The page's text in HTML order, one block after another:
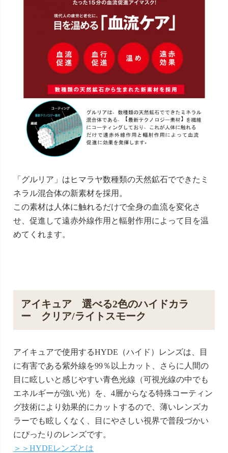
「グルリア」はヒマラヤ数種類の天然鉱石でできたミ
ネラル混合体の新素材を採用。
この素材は人体に触れるだけで全身の血流を変化さ
せ、促進して遠赤外線作用と輻射作用によって目を温
めてくれます。
アイキュア 選べる2色のハイドカラ
ー クリア/ライトスモーク
アイキュアで使用するHYDE（ハイド）レンズは、目
に有害である紫外線を99％以上カット、さらに人間の
目に眩しいと感じやすい青色光線（可視光線の中でも
エネルギーが強い光）を、4層からなる特殊コーティン
グ技術により効果的にカットするので、薄いレンズカ
ラーでも眩しくなく、目にやさしい視界で普段づかい
にぴったりのレンズです。
＞＞HYDEレンズとは